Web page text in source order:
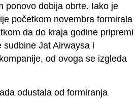
ponovo dobija obrte. Iako je
početkom novembra formirala
da do kraja godine pripremi
sudbine Jat Airwaysa i
od ovoga se izgleda
odustala od formiranja